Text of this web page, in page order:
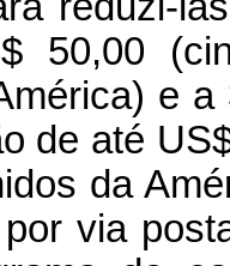
50,00
e
de até
da
via